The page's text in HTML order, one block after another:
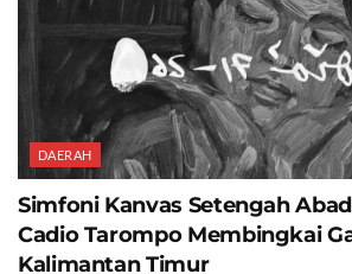
DAERAH
Simfoni Kanvas Setengah
Cadio Tarompo Membingkai
Kalimantan Timur